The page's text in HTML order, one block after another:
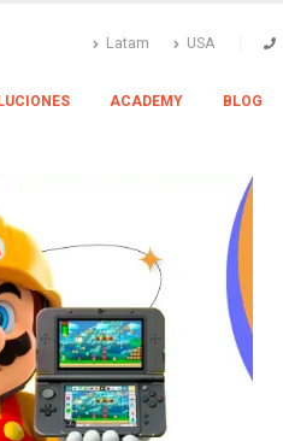
Latam USA
ACADEMY BLOG